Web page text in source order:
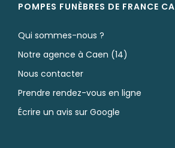
POMPES FUNÈBRES DE FRANCE
Qui sommes-nous ?
Notre agence à Caen (14)
Nous contacter
Prendre rendez-vous en ligne
Écrire un avis sur Google